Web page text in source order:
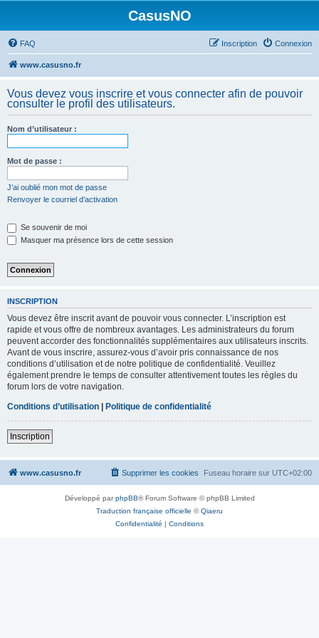
CasusNO
FAQ Connexion
Inscription
www.casusno.fr
Vous devez vous inscrire et vous connecter afin de pouvoir
consulter le profil des utilisateurs.
Nom d’utilisateur :
Mot de passe :
J’ai oublié mon mot de passe
Renvoyer le courriel d’activation
Se souvenir de moi
Masquer ma présence lors de cette session
INSCRIPTION
Vous devez être inscrit avant de pouvoir vous connecter. L’inscription est
rapide et vous offre de nombreux avantages. Les administrateurs du forum
peuvent accorder des fonctionnalités supplémentaires aux utilisateurs inscrits.
Avant de vous inscrire, assurez-vous d’avoir pris connaissance de nos
conditions d’utilisation et de notre politique de confidentialité. Veuillez
également prendre le temps de consulter attentivement toutes les règles du
forum lors de votre navigation.
Conditions d’utilisation | Politique de confidentialité
Inscription
www.casusno.fr Fuseau horaire sur UTC+02:00
Supprimer les cookies
Développé parphpBB® Forum Software © phpBB Limited
Traduction française officielle ©Qiaeru
Confidentialité | Conditions